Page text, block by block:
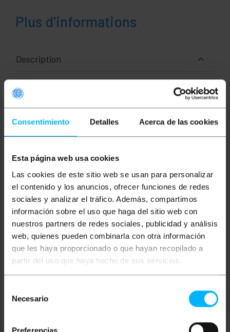
Consentimiento Detalles Acerca de las cookies
Esta página web usa cookies
Las cookies de este sitio web se usan para personalizar
el contenido y los anuncios, ofrecer funciones de redes
sociales y analizar el tráfico. Además, compartimos
información sobre el uso que haga del sitio web con
nuestros partners de redes sociales, publicidad y análisis
web, quienes pueden combinarla con otra información
que les haya proporcionado o que hayan recopilado a
partir del uso que haya hecho de sus servicios.
Necesario
Plus d'informations
Description
Câble de duplication HDMI passif. Il s'agit d'un
duplicateur HDMI doté d'un connecteur HDMI-
Homme (type A) à une extrémité et d'une fourche sur
deux connecteurs HDMI-Femme (type A) à l'autre
extrémité. Le fonctionnement correct dans certains
environnements n'est pas garanti. Il ne prétend pas
connecteurs: 25 cm.
Mesures et poids
Poids brut: 60 g
Dimensions du produit (largeur x profondeur x
hauteur): 12.5 x 10.5 x 2.0 cm
Nombre de colis: 1
Dimensions du colis: 12.5 x 10.5 x 2.0 cm